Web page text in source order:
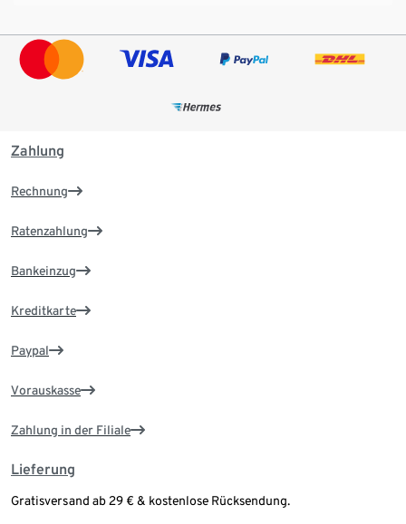
Zahlung
Rechnung
Ratenzahlung
Bankeinzug
Kreditkarte
Paypal
Vorauskasse
Zahlung in der Filiale
Lieferung
Gratisversand ab 29 € & kostenlose Rücksendung.